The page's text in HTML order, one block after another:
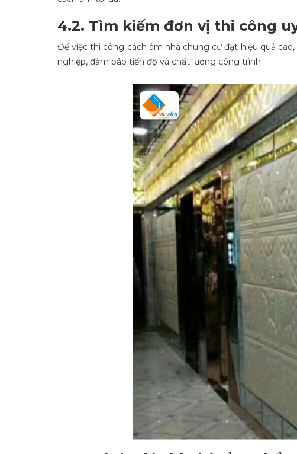
4.2. Tìm kiếm đơn vị thi công
Để việc thi công cách âm nhà chung cư đạt hiệu quả
nghiệp, đảm bảo tiến độ và chất lượng công trình.